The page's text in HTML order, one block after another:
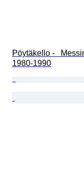
Pöytäkello -
1980-1990